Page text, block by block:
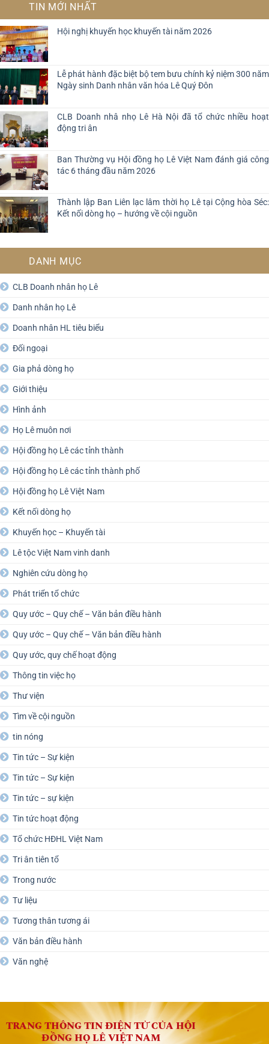
TIN MỚI NHẤT
Hội nghị khuyến học khuyến tài năm 2026
Lễ phát hành đặc biệt bộ tem bưu chính kỷ niệm 300 năm
Ngày sinh Danh nhân văn hóa Lê Quý Đôn
CLB Doanh nhâ nhọ Lê Hà Nội đã tổ chức nhiều hoạt
động tri ân
Ban Thường vụ Hội đồng họ Lê Việt Nam đánh giá công
tác 6 tháng đầu năm 2026
Thành lập Ban Liên lạc lâm thời họ Lê tại Cộng hòa Séc:
Kết nối dòng họ – hướng về cội nguồn
DANH MỤC
CLB Doanh nhân họ Lê
Danh nhân họ Lê
Doanh nhân HL tiêu biểu
Đối ngoại
Gia phả dòng họ
Giới thiệu
Hình ảnh
Họ Lê muôn nơi
Hội đồng họ Lê các tỉnh thành
Hội đồng họ Lê các tỉnh thành phố
Hội đồng họ Lê Việt Nam
Kết nối dòng họ
Khuyến học – Khuyến tài
Lê tộc Việt Nam vinh danh
Nghiên cứu dòng họ
Phát triển tổ chức
Quy ước – Quy chế – Văn bản điều hành
Quy ước – Quy chế – Văn bản điều hành
Quy ước, quy chế hoạt động
Thông tin việc họ
Thư viện
Tìm về cội nguồn
tin nóng
Tin tức – Sự kiện
Tin tức – Sự kiện
Tin tức – sự kiện
Tin tức hoạt động
Tổ chức HĐHL Việt Nam
Tri ân tiên tổ
Trong nước
Tư liệu
Tương thân tương ái
Văn bản điều hành
Văn nghệ
TRANG THÔNG TIN ĐIỆN TỬ CỦA HỘI
ĐỒNG HỌ LÊ VIỆT NAM